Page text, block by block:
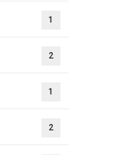
1
2
1
2